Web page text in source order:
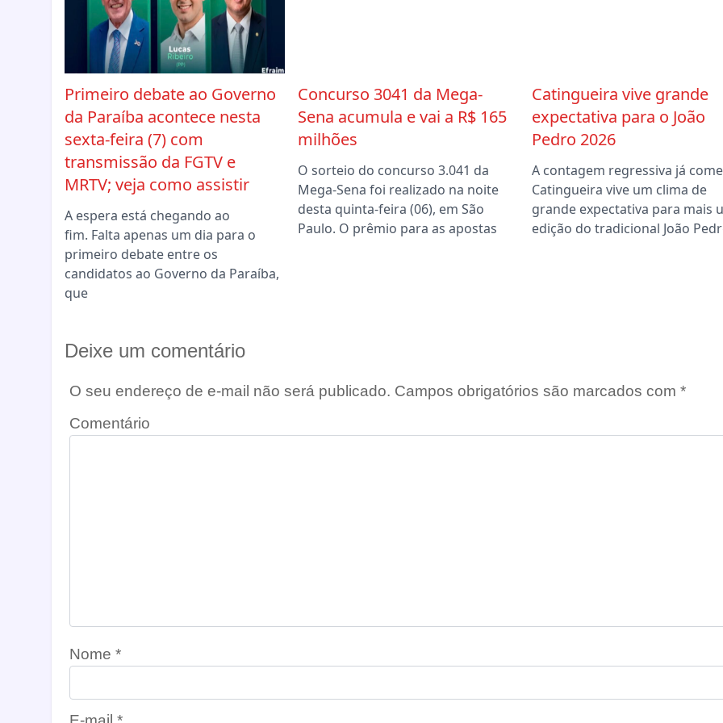
Primeiro debate ao Governo
da Paraíba acontece nesta
sexta-feira (7) com
transmissão da FGTV e
MRTV; veja como assistir
A espera está chegando ao
fim. Falta apenas um dia para o
primeiro debate entre os
candidatos ao Governo da Paraíba,
que
Concurso 3041 da Mega-
Sena acumula e vai a R$ 165
milhões
O sorteio do concurso 3.041 da
Mega-Sena foi realizado na noite
desta quinta-feira (06), em São
Paulo. O prêmio para as apostas
Catingueira vive grande
expectativa para o João
Pedro 2026
A contagem regressiva já
Catingueira vive um clima de
grande expectativa para mais
edição do tradicional João
Deixe um comentário
O seu endereço de e-mail não será publicado. Campos obrigatórios são marcados com *
Comentário
Nome *